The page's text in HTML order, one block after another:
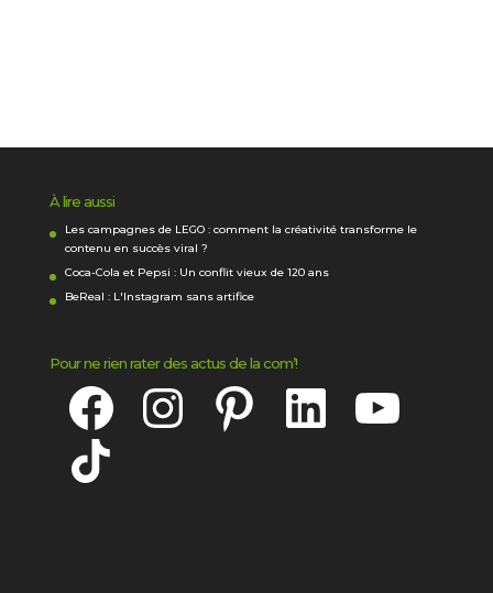
À lire aussi
Les campagnes de LEGO : comment la créativité transforme le
contenu en succès viral ?
Coca-Cola et Pepsi : Un conflit vieux de 120 ans
BeReal : L'Instagram sans artifice
Pour ne rien rater des actus de la com’!
Facebook Instagram Pinterest LinkedIn
TikTok